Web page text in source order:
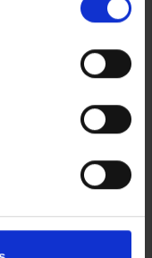
Eldris with Belt Loop